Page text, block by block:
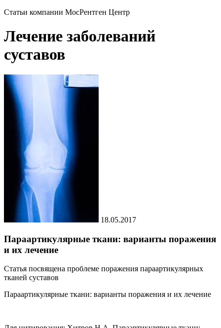
Статьи компании МосРентген Центр
Лечение заболеваний
суставов
18.05.2017
Параартикулярные ткани: варианты поражения
и их лечение
Статья посвящена проблеме поражения параартикулярных
тканей суставов
Параартикулярные ткани: варианты поражения и их лечение